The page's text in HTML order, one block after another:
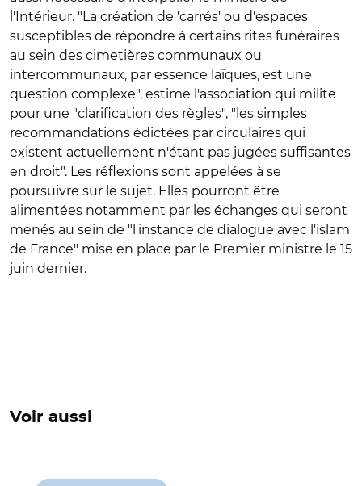
l'Intérieur. "La création de 'carrés' ou d'espaces
susceptibles de répondre à certains rites funéraires
au sein des cimetières communaux ou
intercommunaux, par essence laïques, est une
question complexe", estime l'association qui milite
pour une "clarification des règles", "les simples
recommandations édictées par circulaires qui
existent actuellement n'étant pas jugées suffisantes
en droit". Les réflexions sont appelées à se
poursuivre sur le sujet. Elles pourront être
alimentées notamment par les échanges qui seront
menés au sein de "l'instance de dialogue avec l'islam
de France" mise en place par le Premier ministre le 15
juin dernier.
Voir aussi